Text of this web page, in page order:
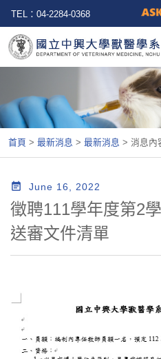
TEL：04-2284-0368
首頁 > 最新消息 > 最新消息 > 消息內
event_note June 16, 2022
徵聘111學年度第2
送審文件清單